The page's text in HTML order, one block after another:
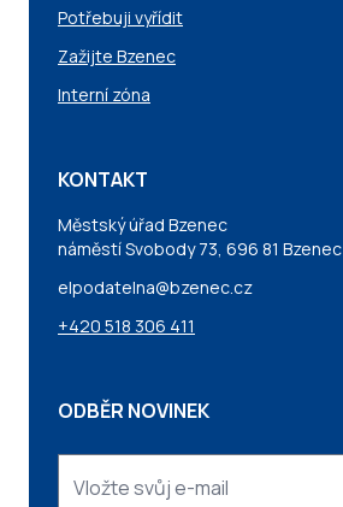
Potřebuji vyřídit
Zažijte Bzenec
Interní zóna
KONTAKT
Městský úřad Bzenec
náměstí Svobody 73, 696 81 Bzenec
elpodatelna@bzenec.cz
+420 518 306 411
ODBĚR NOVINEK